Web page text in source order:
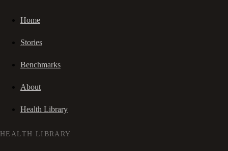
Home
Stories
Benchmarks
About
Health Library
HEALTH LIBRARY